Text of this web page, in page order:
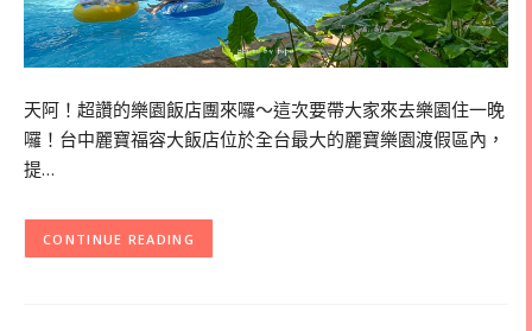
天阿！超讚的樂園飯店團來囉～這次要帶大家來去樂園住一晚
囉！台中麗寶福容大飯店位於全台最大的麗寶樂園渡假區內，
提…
CONTINUE READING